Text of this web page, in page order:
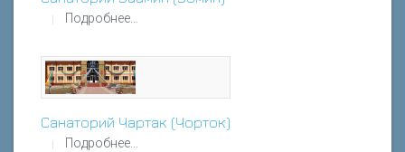
Подробнее...
Санаторий Чартак (Чорток)
Подробнее...